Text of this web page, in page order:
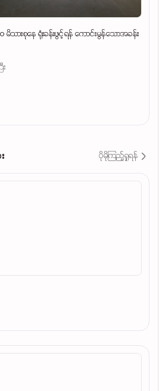
ားစုနေ ရုံးခန်းဖွင့်ရန် ကောင်းမွန်သောအခန်း
ပိုမိုကြည့်ရှုရန်